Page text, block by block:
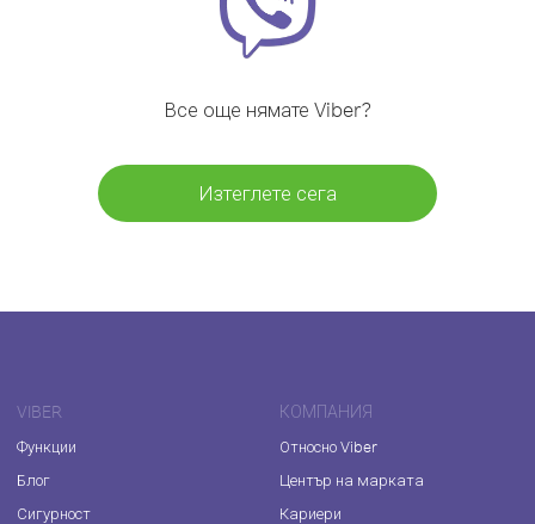
Все още нямате Viber?
Изтеглете сега
VIBER
Функции
Блог
Сигурност
КОМПАНИЯ
Относно Viber
Център на марката
Кариери